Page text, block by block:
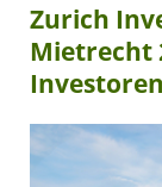
Zurich
Mietrecht